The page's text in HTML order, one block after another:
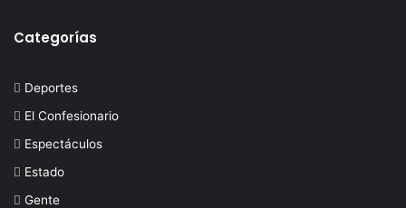
Categorías
Deportes
El Confesionario
Espectáculos
Estado
Gente